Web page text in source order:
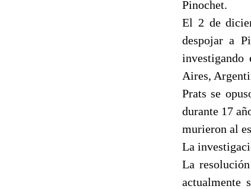
Pinochet.
El 2 de
despojar a
investigando
Aires,
Prats se
durante 17
murieron al
La
La
actualmente